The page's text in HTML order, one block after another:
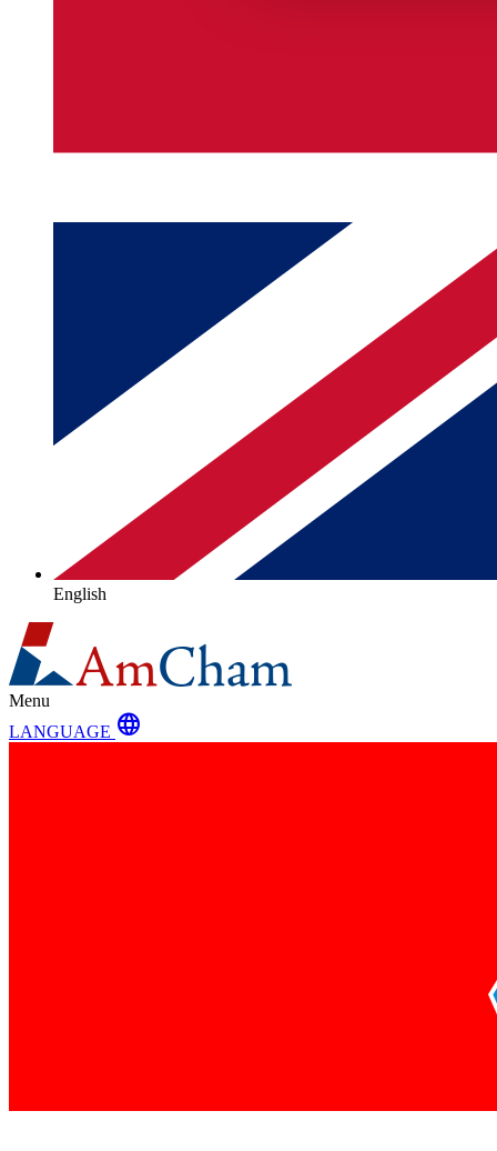
English
Menu
LANGUAGE language